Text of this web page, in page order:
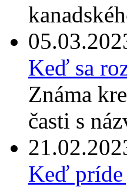
Keď sa
Známa
časti s
Keď príde